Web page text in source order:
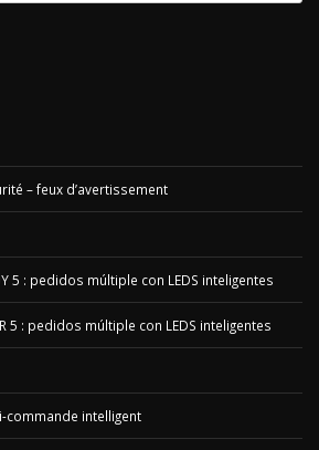
– feux d’avertissement
5 : pedidos múltiple con LEDS inteligentes
5 : pedidos múltiple con LEDS inteligentes
commande intelligent